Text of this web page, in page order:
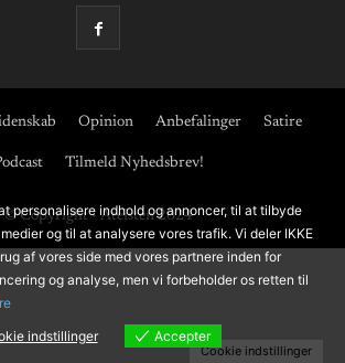
Opinion Anbefalinger Satire
Tilmeld Nyhedsbrev!
© Copyright - Ateisten 2024
personalisere indhold og annoncer, til at tilbyde
og til at analysere vores trafik. Vi deler IKKE
af vores side med vores partnere inden for
og analyse, men vi forbeholder os retten til
indstillinger
Accepter
Cookie indstillinger